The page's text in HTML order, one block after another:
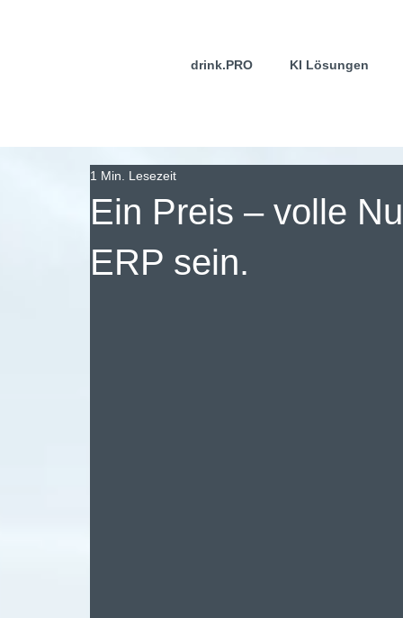
drink.PRO KI Lösungen
Ein Preis – volle
ERP sein.
1 Min. Lesezeit